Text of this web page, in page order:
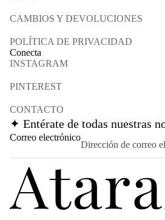
CAMBIOS Y DEVOLUCIONES
POLÍTICA DE PRIVACIDAD
Conecta
INSTAGRAM
PINTEREST
CONTACTO
✦ Entérate de todas nuestras
Correo electrónico
Política de reembolso
Política de privacidad
Política de envío
Información de contacto